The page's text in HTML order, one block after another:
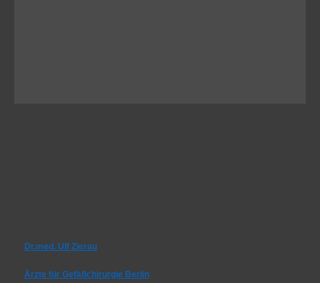
Dr.med. Ulf Zierau
Ärzte für Gefäßchirurgie Berlin